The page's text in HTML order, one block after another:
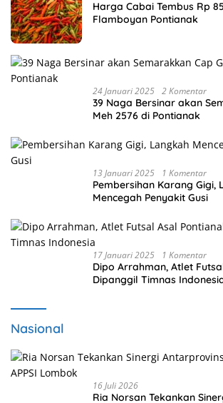
Harga Cabai Tembus Rp
Flamboyan Pontianak
24 Januari 2025 2 Komentar
39 Naga Bersinar akan
Meh 2576 di Pontianak
13 Januari 2025 1 Komentar
Pembersihan Karang Gigi,
Mencegah Penyakit Gusi
17 Januari 2025 1 Komentar
Dipo Arrahman, Atlet
Dipanggil Timnas
Nasional
16 Juli 2026
Ria Norsan Tekankan